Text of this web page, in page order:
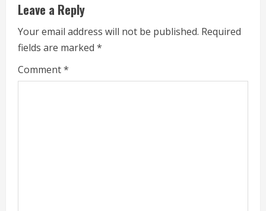
u
e
R
e
Leave a Reply
Your email address will not be published. Required
fields are marked *
Comment*